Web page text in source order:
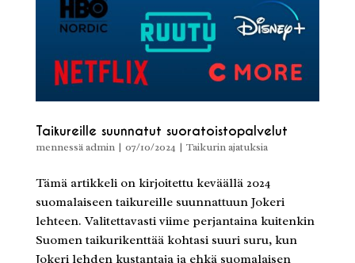
Taikureille suunnatut suoratoistopalvelut
mennessäadmin| 07/10/2024 | Taikurin ajatuksia
Tämä artikkeli on kirjoitettu keväällä 2024
suomalaiseen taikureille suunnattuun Jokeri
lehteen. Valitettavasti viime perjantaina kuitenkin
Suomen taikurikenttää kohtasi suuri suru, kun
Jokeri lehden kustantaja ja ehkä suomalaisen